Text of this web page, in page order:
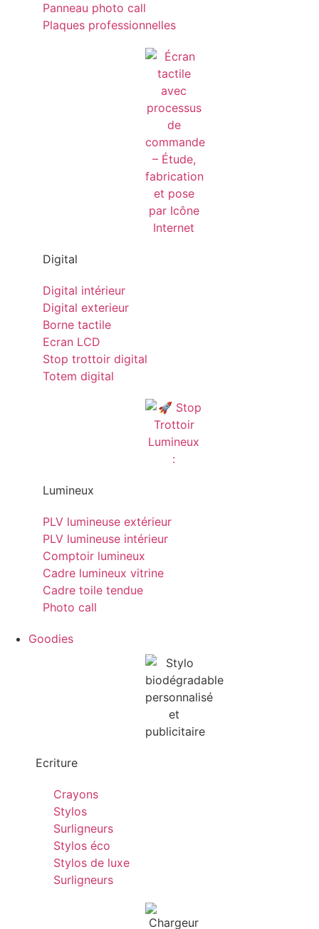
Panneau photo call
Plaques professionnelles
Digital
Digital intérieur
Digital exterieur
Borne tactile
Ecran LCD
Stop trottoir digital
Totem digital
Lumineux
PLV lumineuse extérieur
PLV lumineuse intérieur
Comptoir lumineux
Cadre lumineux vitrine
Cadre toile tendue
Photo call
Goodies
Ecriture
Crayons
Stylos
Surligneurs
Stylos éco
Stylos de luxe
Surligneurs